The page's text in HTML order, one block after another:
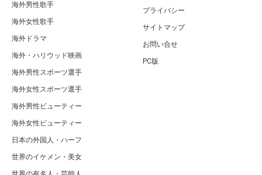
海外男性歌手
海外女性歌手
海外ドラマ
海外・ハリウッド映画
海外男性スポーツ選手
海外女性スポーツ選手
海外男性ビューティー
海外女性ビューティー
日本の外国人・ハーフ
世界のイケメン・美女
プライバシー
サイトマップ
お問い合せ
PC版